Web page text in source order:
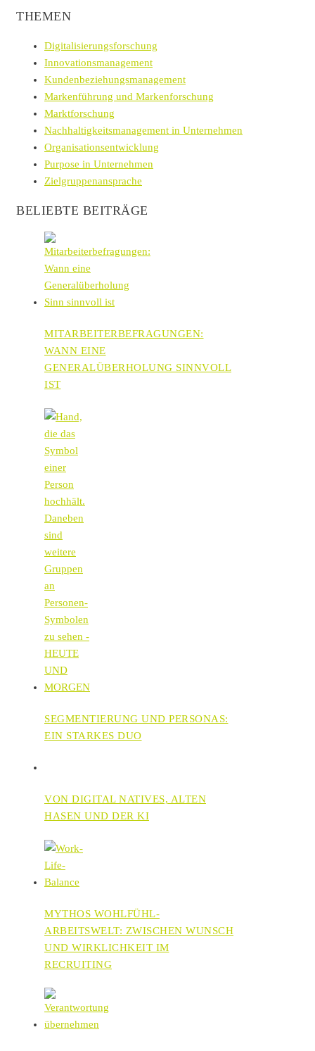
THEMEN
Digitalisierungsforschung
Innovationsmanagement
Kundenbeziehungsmanagement
Markenführung und Markenforschung
Marktforschung
Nachhaltigkeitsmanagement in Unternehmen
Organisationsentwicklung
Purpose in Unternehmen
Zielgruppenansprache
BELIEBTE BEITRÄGE
MITARBEITERBEFRAGUNGEN:
WANN EINE
GENERALÜBERHOLUNG SINNVOLL
IST
SEGMENTIERUNG UND PERSONAS:
EIN STARKES DUO
VON DIGITAL NATIVES, ALTEN
HASEN UND DER KI
MYTHOS WOHLFÜHL-
ARBEITSWELT: ZWISCHEN WUNSCH
UND WIRKLICHKEIT IM
RECRUITING